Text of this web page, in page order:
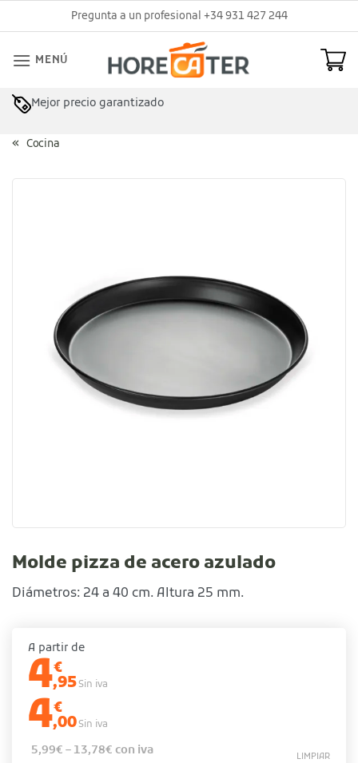
al
Pregunta a un profesional +34 931 427 244
MENÚ
Mejor precio garantizado
Asesoramiento profesional
Cocina
Molde pizza de acero azulado
Diámetros: 24 a 40 cm. Altura 25 mm.
A partir de
4€
,95Sin iva
4€
,00Sin iva
5,99€ – 13,78€ con iva LIMPIAR